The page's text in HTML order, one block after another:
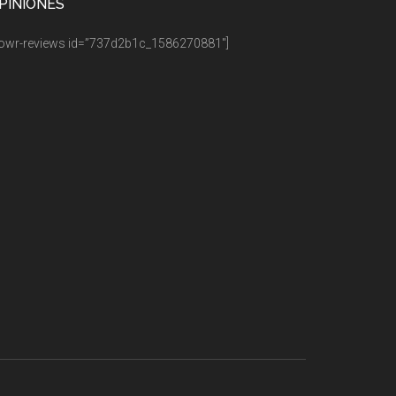
reviews id=”737d2b1c_1586270881″]